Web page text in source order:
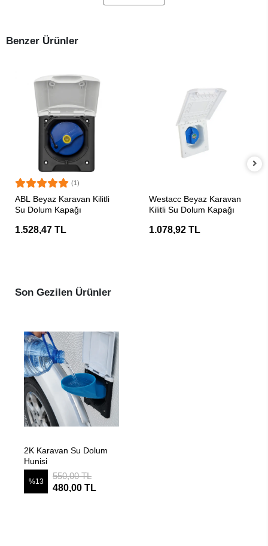
Benzer Ürünler
(1)
ABL Beyaz Karavan Kilitli
Su Dolum Kapağı
1.528,47 TL
Westacc Beyaz Karavan
Kilitli Su Dolum Kapağı
1.078,92 TL
Son Gezilen Ürünler
2K Karavan Su Dolum
Hunisi
%13
550,00 TL
480,00 TL